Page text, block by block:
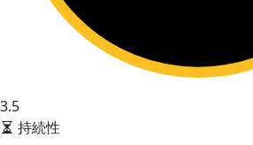
3.5
持続性